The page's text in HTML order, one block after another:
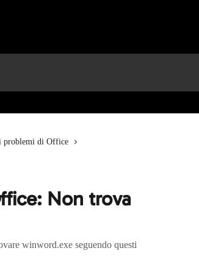
problemi di Office
Non trova
winword.exe seguendo questi